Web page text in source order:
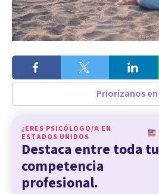
Priorízanos en
¿ERES PSICÓLOGO/A EN
ESTADOS UNIDOS
Destaca entre toda tu
competencia
profesional.